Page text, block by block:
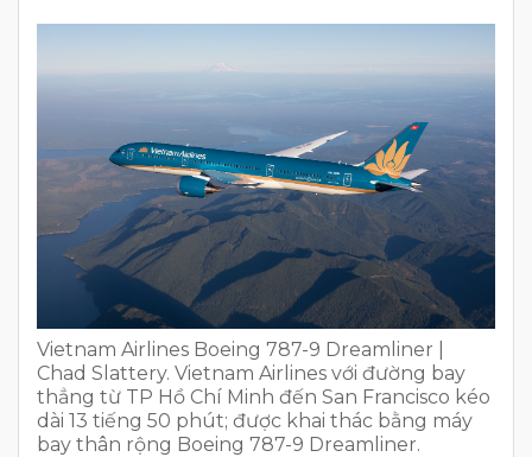
Vietnam Airlines Boeing 787-9 Dreamliner |
Chad Slattery. Vietnam Airlines với đường bay
thẳng từ TP Hồ Chí Minh đến San Francisco kéo
dài 13 tiếng 50 phút; được khai thác bằng máy
bay thân rộng Boeing 787-9 Dreamliner.